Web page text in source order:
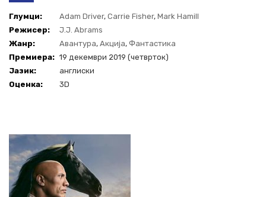
Глумци: Adam Driver, Carrie Fisher, Mark Hamill
Режисер:
J.J. Abrams
Жанр:
Авантура, Акција, Фантастика
Премиера: 19 декември 2019 (четврток)
Јазик:
англиски
Оценка:
3D